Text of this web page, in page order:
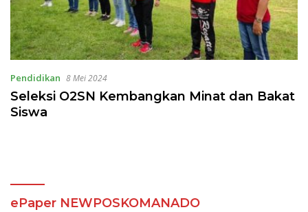
Pendidikan 8 Mei 2024
Seleksi O2SN Kembangkan Minat dan Bakat
Siswa
ePaper NEWPOSKOMANADO